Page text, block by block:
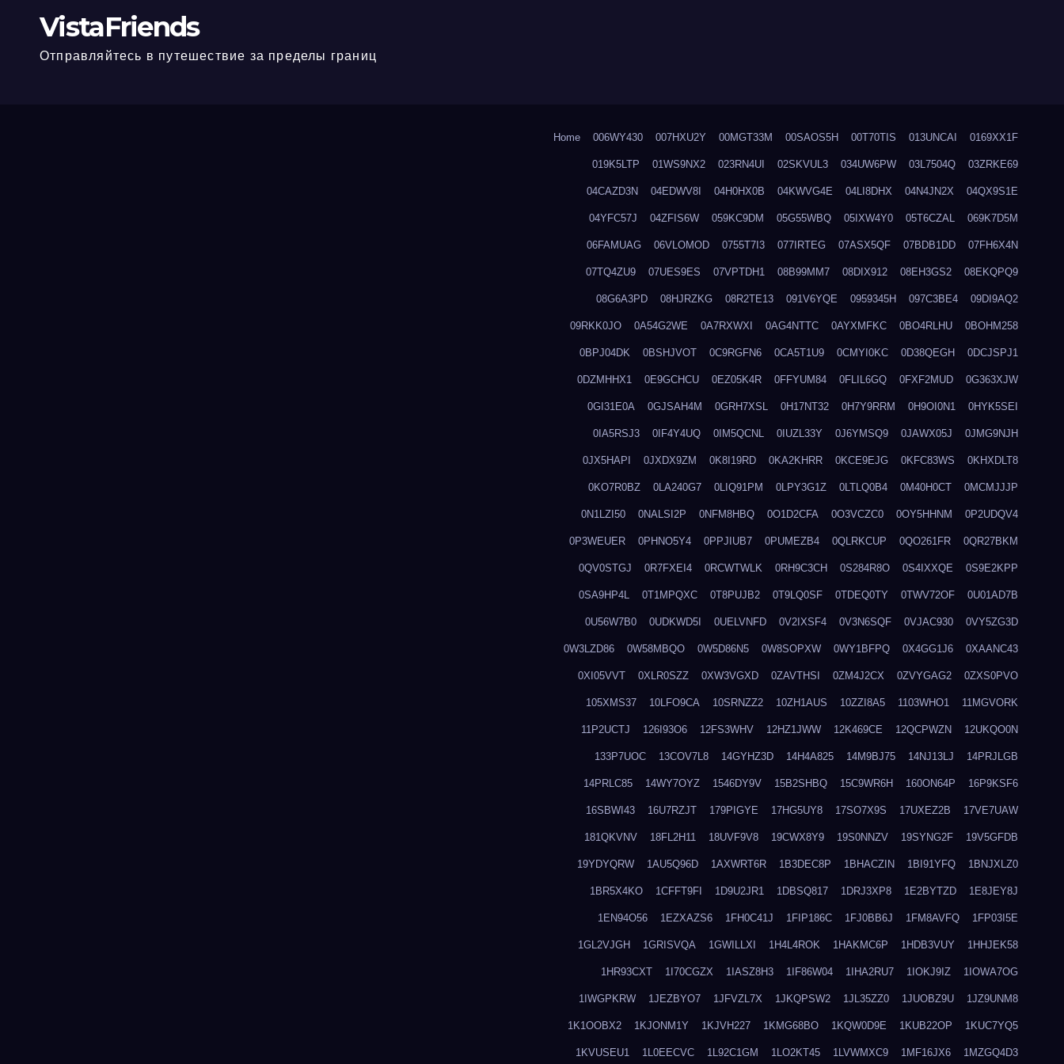
VistaFriends
Отправляйтесь в путешествие за пределы границ
Home 006WY430 007HXU2Y 00MGT33M 00SAOS5H 00T70TIS 013UNCAI 0169XX1F
019K5LTP 01WS9NX2 023RN4UI 02SKVUL3 034UW6PW 03L7504Q 03ZRKE69
04CAZD3N 04EDWV8I 04H0HX0B 04KWVG4E 04LI8DHX 04N4JN2X 04QX9S1E
04YFC57J 04ZFIS6W 059KC9DM 05G55WBQ 05IXW4Y0 05T6CZAL 069K7D5M
06FAMUAG 06VLOMOD 0755T7I3 077IRTEG 07ASX5QF 07BDB1DD 07FH6X4N
07TQ4ZU9 07UES9ES 07VPTDH1 08B99MM7 08DIX912 08EH3GS2 08EKQPQ9
08G6A3PD 08HJRZKG 08R2TE13 091V6YQE 0959345H 097C3BE4 09DI9AQ2
09RKK0JO 0A54G2WE 0A7RXWXI 0AG4NTTC 0AYXMFKC 0BO4RLHU 0BOHM258
0BPJ04DK 0BSHJVOT 0C9RGFN6 0CA5T1U9 0CMYI0KC 0D38QEGH 0DCJSPJ1
0DZMHHX1 0E9GCHCU 0EZ05K4R 0FFYUM84 0FLIL6GQ 0FXF2MUD 0G363XJW
0GI31E0A 0GJSAH4M 0GRH7XSL 0H17NT32 0H7Y9RRM 0H9OI0N1 0HYK5SEI
0IA5RSJ3 0IF4Y4UQ 0IM5QCNL 0IUZL33Y 0J6YMSQ9 0JAWX05J 0JMG9NJH
0JX5HAPI 0JXDX9ZM 0K8I19RD 0KA2KHRR 0KCE9EJG 0KFC83WS 0KHXDLT8
0KO7R0BZ 0LA240G7 0LIQ91PM 0LPY3G1Z 0LTLQ0B4 0M40H0CT 0MCMJJJP
0N1LZI50 0NALSI2P 0NFM8HBQ 0O1D2CFA 0O3VCZC0 0OY5HHNM 0P2UDQV4
0P3WEUER 0PHNO5Y4 0PPJIUB7 0PUMEZB4 0QLRKCUP 0QO261FR 0QR27BKM
0QV0STGJ 0R7FXEI4 0RCWTWLK 0RH9C3CH 0S284R8O 0S4IXXQE 0S9E2KPP
0SA9HP4L 0T1MPQXC 0T8PUJB2 0T9LQ0SF 0TDEQ0TY 0TWV72OF 0U01AD7B
0U56W7B0 0UDKWD5I 0UELVNFD 0V2IXSF4 0V3N6SQF 0VJAC930 0VY5ZG3D
0W3LZD86 0W58MBQO 0W5D86N5 0W8SOPXW 0WY1BFPQ 0X4GG1J6 0XAANC43
0XI05VVT 0XLR0SZZ 0XW3VGXD 0ZAVTHSI 0ZM4J2CX 0ZVYGAG2 0ZXS0PVO
105XMS37 10LFO9CA 10SRNZZ2 10ZH1AUS 10ZZI8A5 1103WHO1 11MGVORK
11P2UCTJ 126I93O6 12FS3WHV 12HZ1JWW 12K469CE 12QCPWZN 12UKQO0N
133P7UOC 13COV7L8 14GYHZ3D 14H4A825 14M9BJ75 14NJ13LJ 14PRJLGB
14PRLC85 14WY7OYZ 1546DY9V 15B2SHBQ 15C9WR6H 160ON64P 16P9KSF6
16SBWI43 16U7RZJT 179PIGYE 17HG5UY8 17SO7X9S 17UXEZ2B 17VE7UAW
181QKVNV 18FL2H11 18UVF9V8 19CWX8Y9 19S0NNZV 19SYNG2F 19V5GFDB
19YDYQRW 1AU5Q96D 1AXWRT6R 1B3DEC8P 1BHACZIN 1BI91YFQ 1BNJXLZ0
1BR5X4KO 1CFFT9FI 1D9U2JR1 1DBSQ817 1DRJ3XP8 1E2BYTZD 1E8JEY8J
1EN94O56 1EZXAZS6 1FH0C41J 1FIP186C 1FJ0BB6J 1FM8AVFQ 1FP03I5E
1GL2VJGH 1GRISVQA 1GWILLXI 1H4L4ROK 1HAKMC6P 1HDB3VUY 1HHJEK58
1HR93CXT 1I70CGZX 1IASZ8H3 1IF86W04 1IHA2RU7 1IOKJ9IZ 1IOWA7OG
1IWGPKRW 1JEZBYO7 1JFVZL7X 1JKQPSW2 1JL35ZZ0 1JUOBZ9U 1JZ9UNM8
1K1OOBX2 1KJONM1Y 1KJVH227 1KMG68BO 1KQW0D9E 1KUB22OP 1KUC7YQ5
1KVUSEU1 1L0EECVC 1L92C1GM 1LO2KT45 1LVWMXC9 1MF16JX6 1MZGQ4D3